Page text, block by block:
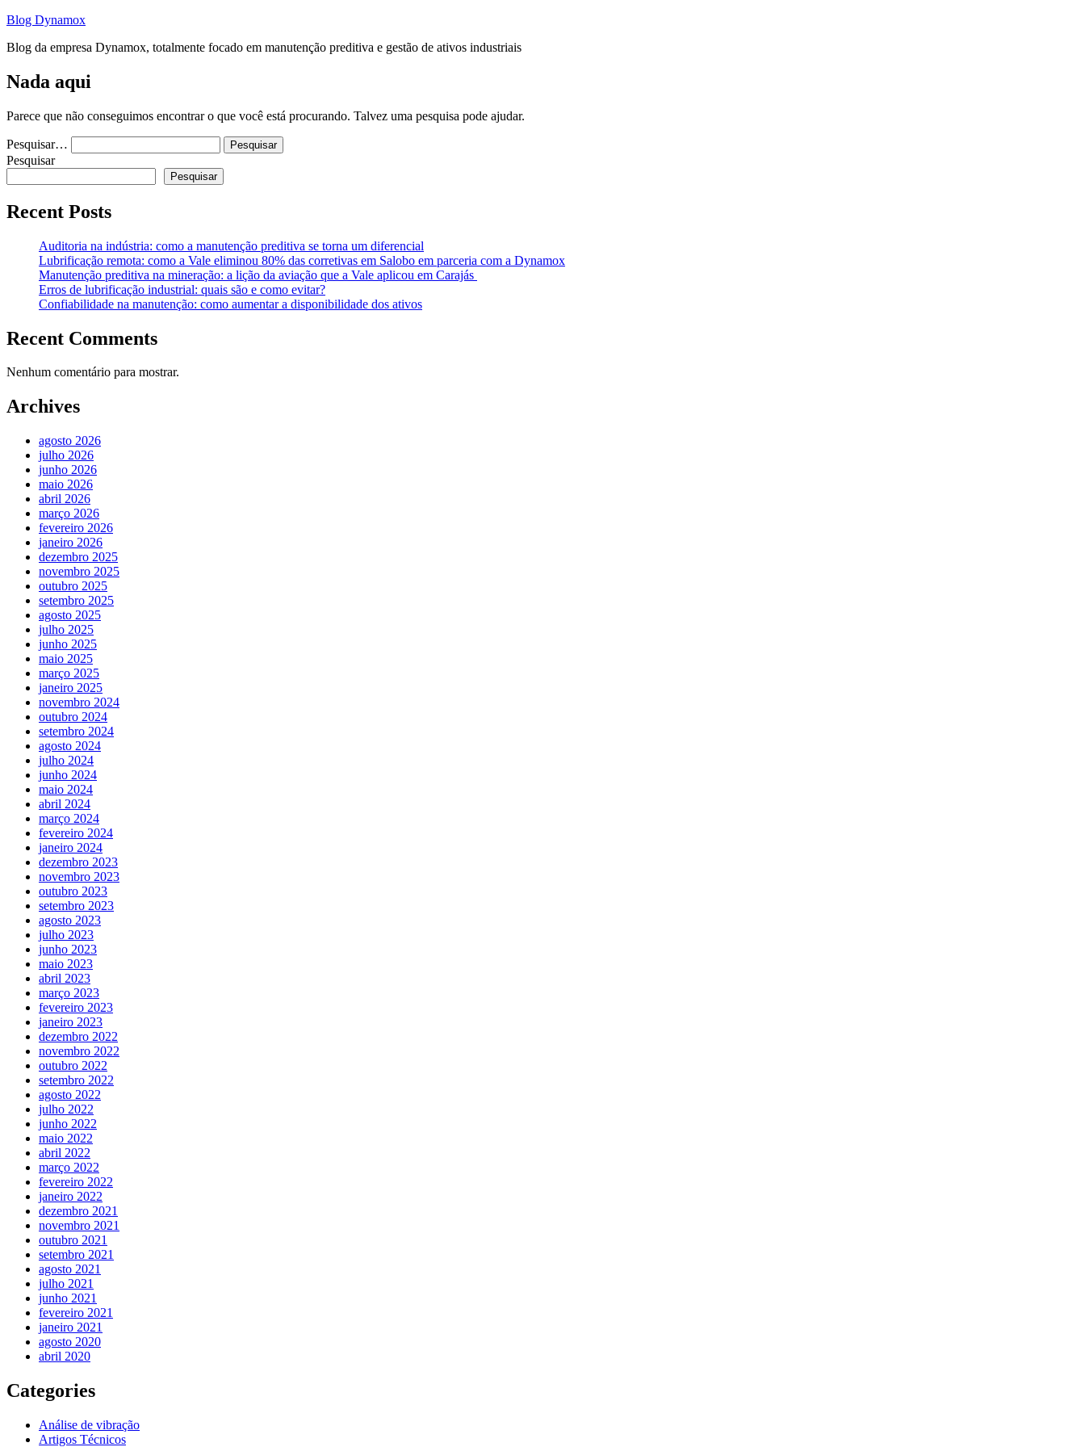
Pular
o
Blog Dynamox
Blog da empresa Dynamox, totalmente focado em manutenção preditiva e gestão de ativos industriais
Nada aqui
Parece que não conseguimos encontrar o que você está procurando. Talvez uma pesquisa pode ajudar.
Pesquisar…
Pesquisar
Pesquisar
Recent Posts
Auditoria na indústria: como a manutenção preditiva se torna um diferencial
Lubrificação remota: como a Vale eliminou 80% das corretivas em Salobo em parceria com a Dynamox
Manutenção preditiva na mineração: a lição da aviação que a Vale aplicou em Carajás
Erros de lubrificação industrial: quais são e como evitar?
Confiabilidade na manutenção: como aumentar a disponibilidade dos ativos
Recent Comments
Nenhum comentário para mostrar.
Archives
agosto 2026
julho 2026
junho 2026
maio 2026
abril 2026
março 2026
fevereiro 2026
janeiro 2026
dezembro 2025
novembro 2025
outubro 2025
setembro 2025
agosto 2025
julho 2025
junho 2025
maio 2025
março 2025
janeiro 2025
novembro 2024
outubro 2024
setembro 2024
agosto 2024
julho 2024
junho 2024
maio 2024
abril 2024
março 2024
fevereiro 2024
janeiro 2024
dezembro 2023
novembro 2023
outubro 2023
setembro 2023
agosto 2023
julho 2023
junho 2023
maio 2023
abril 2023
março 2023
fevereiro 2023
janeiro 2023
dezembro 2022
novembro 2022
outubro 2022
setembro 2022
agosto 2022
julho 2022
junho 2022
maio 2022
abril 2022
março 2022
fevereiro 2022
janeiro 2022
dezembro 2021
novembro 2021
outubro 2021
setembro 2021
agosto 2021
julho 2021
junho 2021
fevereiro 2021
janeiro 2021
agosto 2020
abril 2020
Categories
Análise de vibração
Artigos Técnicos